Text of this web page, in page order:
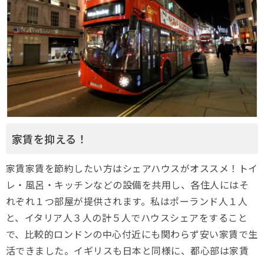
家賃を抑える！
家賃家賃を節約したい方はシェアハウスがオススメ！トイ
レ・風呂・キッチンなどの設備を共用し、各住人にはそ
れぞれ１つ部屋が提供されます。私はポーランド人１人
と、イタリア人３人の計５人でハウスシェアをすること
で、比較的ロンドンの中心付近にも関わらず安い家賃で生
活できました。イギリスも日本と同様に、都心部は家賃